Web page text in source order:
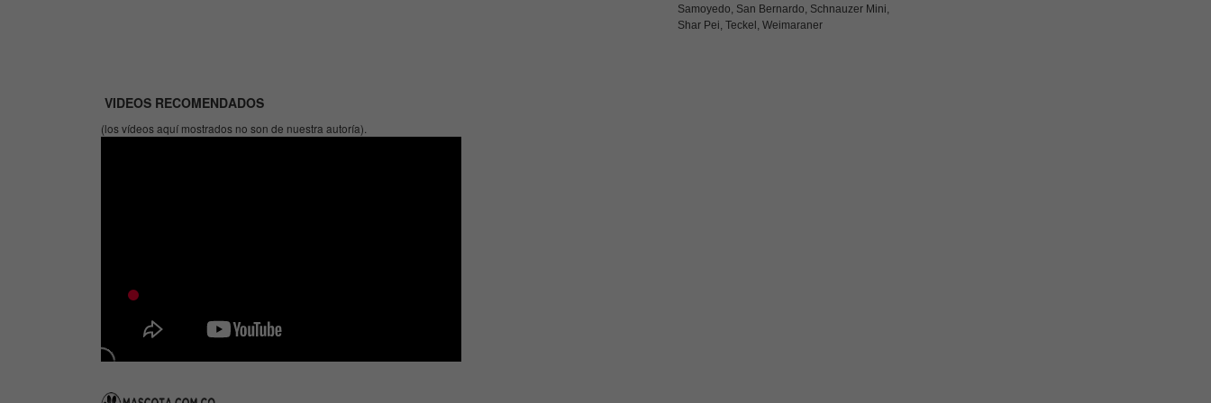
Samoyedo, San Bernardo, Schnauzer Mini,
Shar Pei, Teckel, Weimaraner
VIDEOS RECOMENDADOS
(los vídeos aquí mostrados no son de nuestra autoría).